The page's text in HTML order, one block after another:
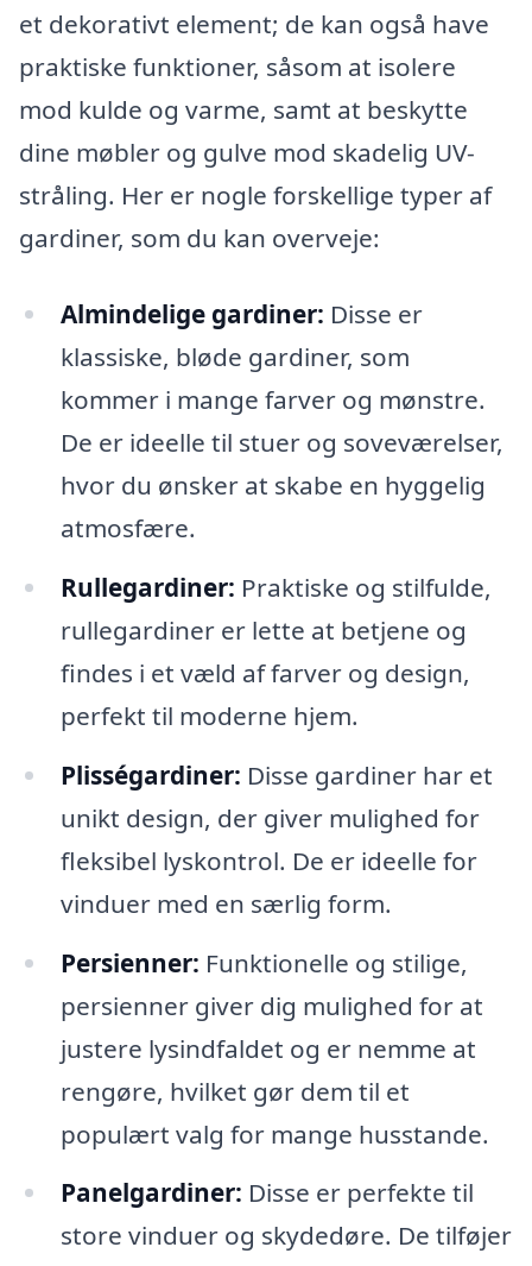
et dekorativt element; de kan også have
praktiske funktioner, såsom at isolere
mod kulde og varme, samt at beskytte
dine møbler og gulve mod skadelig UV-
stråling. Her er nogle forskellige typer af
gardiner, som du kan overveje:
Almindelige gardiner: Disse er
klassiske, bløde gardiner, som
kommer i mange farver og mønstre.
De er ideelle til stuer og soveværelser,
hvor du ønsker at skabe en hyggelig
atmosfære.
Rullegardiner: Praktiske og stilfulde,
rullegardiner er lette at betjene og
findes i et væld af farver og design,
perfekt til moderne hjem.
Plisségardiner: Disse gardiner har et
unikt design, der giver mulighed for
fleksibel lyskontrol. De er ideelle for
vinduer med en særlig form.
Persienner: Funktionelle og stilige,
persienner giver dig mulighed for at
justere lysindfaldet og er nemme at
rengøre, hvilket gør dem til et
populært valg for mange husstande.
Panelgardiner: Disse er perfekte til
store vinduer og skydedøre. De tilføjer